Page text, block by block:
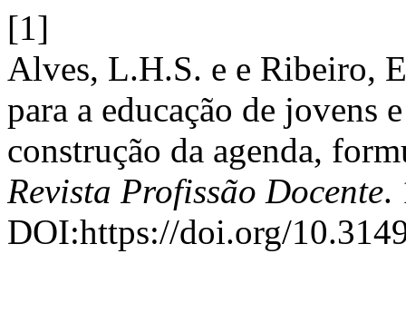
[1]
Alves, L.H.S. e e Ribeiro,
para a educação de jovens
construção da agenda,
Revista Profissão Docente.
DOI:https://doi.org/